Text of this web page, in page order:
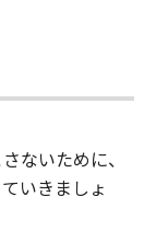
ないために、
いきましょ